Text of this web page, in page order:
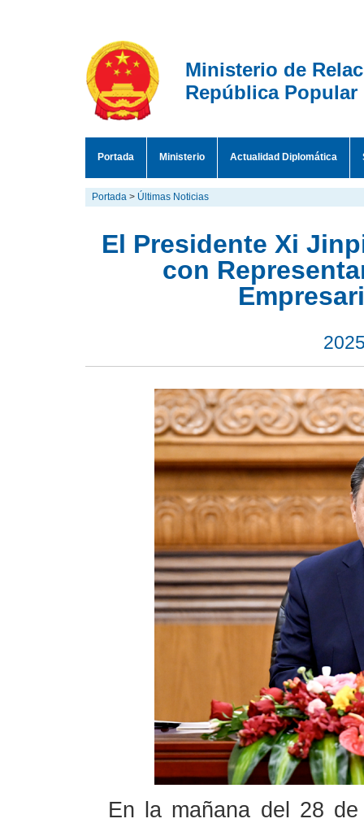
Ministerio de
República Popular
Portada Ministerio Actualidad Diplomática
Portada > Últimas Noticias
El Presidente Xi
con
En la mañana del 28